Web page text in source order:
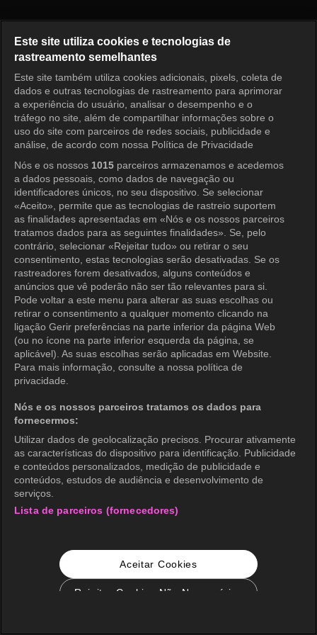
Entrar
Este site utiliza cookies e tecnologias de
rastreamento semelhantes
Este site também utiliza cookies adicionais, pixels, coleta de
dados e outras tecnologias de rastreamento para aprimorar
a experiência do usuário, analisar o desempenho e o
tráfego no site, além de compartilhar informações sobre o
uso do site com parceiros de redes sociais, publicidade e
análise, de acordo com nossa Política de Privacidade
Nós e os nossos 1015 parceiros armazenamos e acedemos
a dados pessoais, como dados de navegação ou
identificadores únicos, no seu dispositivo. Se selecionar
«Aceito», permite que as tecnologias de rastreio suportem
as finalidades apresentadas em «Nós e os nossos parceiros
tratamos dados para as seguintes finalidades». Se, pelo
contrário, selecionar «Rejeitar tudo» ou retirar o seu
consentimento, estas tecnologias serão desativadas. Se os
rastreadores forem desativados, alguns conteúdos e
anúncios que vê poderão não ser tão relevantes para si.
Pode voltar a este menu para alterar as suas escolhas ou
retirar o consentimento a qualquer momento clicando na
ligação Gerir preferências na parte inferior da página Web
(ou no ícone na parte inferior esquerda da página, se
aplicável). As suas escolhas serão aplicadas em Website.
Para mais informação, consulte a nossa política de
privacidade.
Nós e os nossos parceiros tratamos os dados para
fornecermos:
Utilizar dados de geolocalização precisos. Procurar ativamente
as características do dispositivo para identificação. Publicidade
e conteúdos personalizados, medição de publicidade e
conteúdos, estudos de audiência e desenvolvimento de
serviços.
Lista de parceiros (fornecedores)
Aceitar Cookies
Rejeitar Cookies Não Necessários